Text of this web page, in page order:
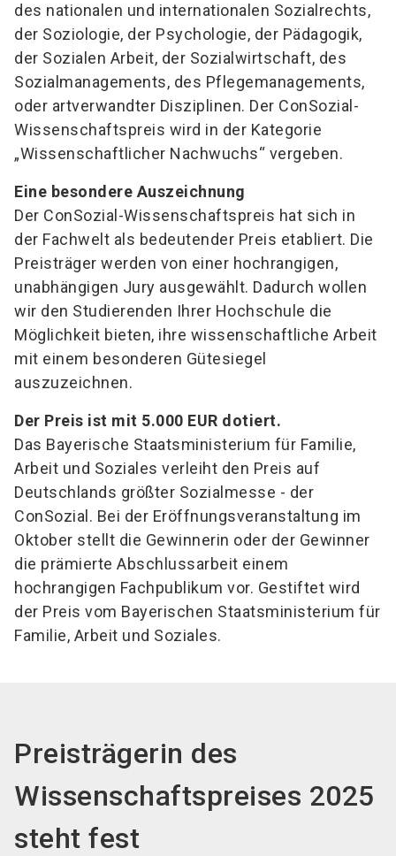
des nationalen und internationalen Sozialrechts,
der Soziologie, der Psychologie, der Pädagogik,
der Sozialen Arbeit, der Sozialwirtschaft, des
Sozialmanagements, des Pflegemanagements,
oder artverwandter Disziplinen. Der ConSozial-
Wissenschaftspreis wird in der Kategorie
„Wissenschaftlicher Nachwuchs“ vergeben.
Eine besondere Auszeichnung
Der ConSozial-Wissenschaftspreis hat sich in
der Fachwelt als bedeutender Preis etabliert. Die
Preisträger werden von einer hochrangigen,
unabhängigen Jury ausgewählt. Dadurch wollen
wir den Studierenden Ihrer Hochschule die
Möglichkeit bieten, ihre wissenschaftliche Arbeit
mit einem besonderen Gütesiegel
auszuzeichnen.
Der Preis ist mit 5.000 EUR dotiert.
Das Bayerische Staatsministerium für Familie,
Arbeit und Soziales verleiht den Preis auf
Deutschlands größter Sozialmesse - der
ConSozial. Bei der Eröffnungsveranstaltung im
Oktober stellt die Gewinnerin oder der Gewinner
die prämierte Abschlussarbeit einem
hochrangigen Fachpublikum vor. Gestiftet wird
der Preis vom Bayerischen Staatsministerium für
Familie, Arbeit und Soziales.
Preisträgerin des
Wissenschaftspreises 2025
steht fest